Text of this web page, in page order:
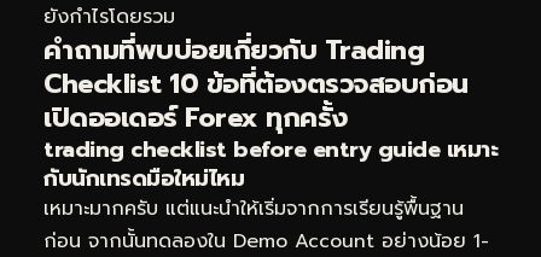
ยังกำไรโดยรวม
คำถามที่พบบ่อยเกี่ยวกับ Trading
Checklist 10 ข้อที่ต้องตรวจสอบก่อน
เปิดออเดอร์ Forex ทุกครั้ง
trading checklist before entry guide เหมาะ
กับนักเทรดมือใหม่ไหม
เหมาะมากครับ แต่แนะนำให้เริ่มจากการเรียนรู้พื้นฐาน
ก่อน จากนั้นทดลองใน Demo Account อย่างน้อย 1-